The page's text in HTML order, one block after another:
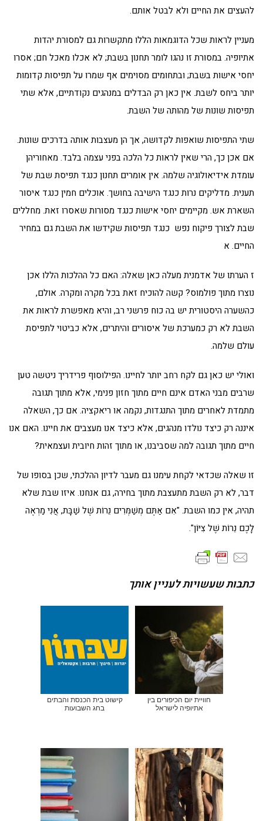
להעצים את החיים ולא לבטל אותם.
מעניין לראות שכל הדוגמאות הללו מתקשרות גם למסורת יהדות
אתיופיה. במסורת זו נהגו לומר תחנון בשבת; לא אכלו מאכל חם; אסרו
יחסי אישות בשבת; ובתחומים מסוימים אף שמרו על תפיסות קדומות
יותר ביחס לשבת. אין כאן רק הבדלים במנהגים נקודתיים, אלא שתי
תפיסות שונות של מהותה של השבת.
שתי התפיסות שואפות לקדושה, אך הן מעצבות אותה בדרכים שונות.
אם אכן כך, הרי שאין לראות כל הלכה בפני עצמה בלבד. מאחוריהן
עומדת אידיאולוגיה שלמה. אין אומרים תחנון כנגד תפיסת שבת של
תענית. מדליקים נרות כנגד הישיבה בחושך. אוכלים חמין כנגד איסור
השארת אש. מקיימים יחסי אישות כנגד מסורות שאסרו זאת. מחללים
שבת לצורך פיקוח נפש כנגד תפיסות שקידשו את השבת גם במחיר
החיים. א
ז הערתו של אדמנית מעלה כאן שאלה: האם כל ההלכות הללו אכן
נוצרו מתוך פולמוס? קשה להוכיח זאת בכל מקרה ומקרה. אולם,
כהשערה היסטורית יש בה כוח פרשני רב, והיא מאפשרת לראות את
השבת לא רק כמערכת של איסורים והיתרים, אלא כביטוי לתפיסת
עולם שלמה.
ואולי יש כאן גם לקח רחב יותר לחיינו. הפילוסוף פרידריך ניטשה טען
שרבים מבני האדם אינם חיים מתוך חזון פנימי, אלא מתוך תגובה
מתמדת לאחרים מתוך התנגדות, נקמה או ריאקציה. אם כך, השאלה
איננה רק כיצד נולדו מנהגים, אלא כיצד אנו מעצבים את חיינו. האם אנו
חיים מתוך תגובה למה שסביבנו, או מתוך זהות חיובית ועצמאית?
זו שאלה שכדאי לקחת עימנו גם מעבר לדיון ההלכתי, שכן בסופו של
דבר, לא רק השבת מתעצבת מתוך בחירה, גם אנחנו. איזו שבת שלא
תהיה, אין כמו השבת. "אִם אַתֶּם מְשַׁמְּרִים נֵרוֹת שֶׁל שַׁבָּת, אֲנִי מַרְאֶה
לָכֶם נֵרוֹת שֶׁל צִיּוֹן".
כתבות שעשויות לעניין אותך
חוויית יום הכיפורים בין
אתיופיה לישראל
קישוט בית הכנסת והבתים
בחג השבועות